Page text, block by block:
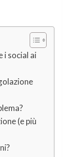
i social ai
(e più